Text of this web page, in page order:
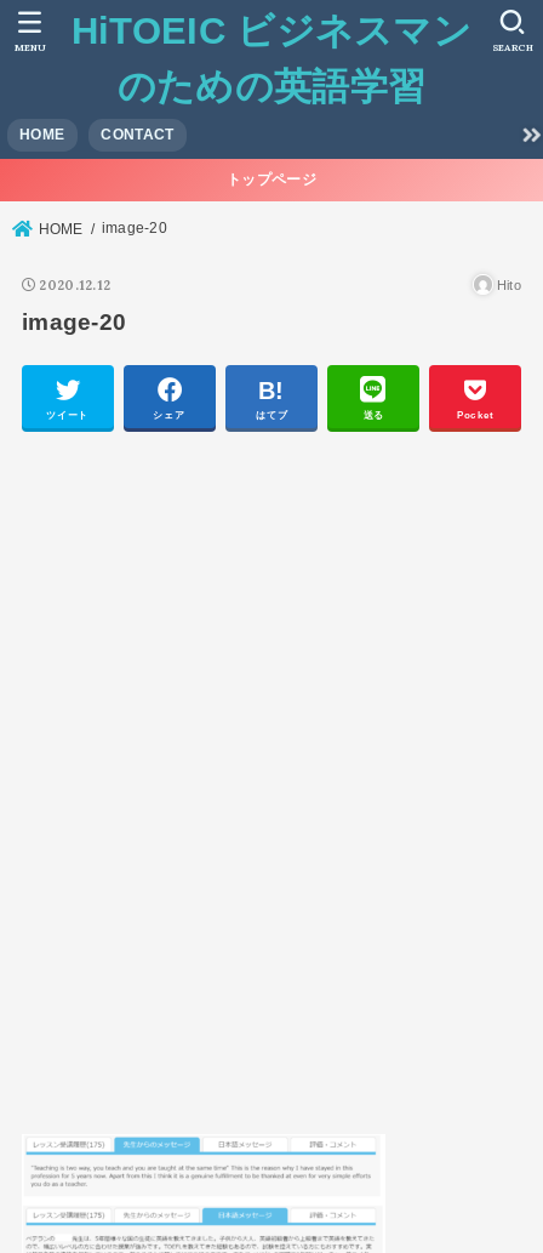
HiTOEIC ビジネスマン
のための英語学習
HOME CONTACT
SEARCH
MENU
トップページ
HOME image-20
2020.12.12 Hito
image-20
ツイート シェア はてブ 送る Pocket